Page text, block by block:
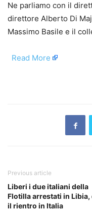
Ne parliamo con il
direttore Alberto Di
Massimo Basile e il
Read More
Previous article
Liberi i due italiani della
Flotilla arrestati in Libia,
il rientro in Italia